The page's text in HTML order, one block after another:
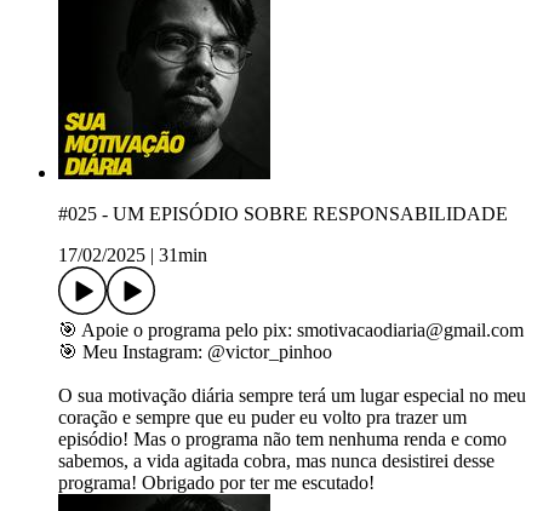
#025 - UM EPISÓDIO SOBRE RESPONSABILIDADE
17/02/2025
31min
🎯 Apoie o programa pelo pix: smotivacaodiaria@gmail.com
🎯 Meu Instagram: ⁠@victor_pinhoo⁠
O sua motivação diária sempre terá um lugar especial no meu
coração e sempre que eu puder eu volto pra trazer um
episódio! Mas o programa não tem nenhuma renda e como
sabemos, a vida agitada cobra, mas nunca desistirei desse
programa! Obrigado por ter me escutado!